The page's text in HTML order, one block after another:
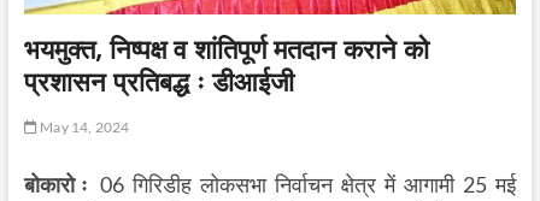
भयमुक्त, निष्पक्ष व शांतिपूर्ण मतदान कराने को
प्रशासन प्रतिबद्ध ः डीआईजी
May 14, 2024
बोकारो ः 06 गिरिडीह लोकसभा निर्वाचन क्षेत्र में आगामी 25 मई